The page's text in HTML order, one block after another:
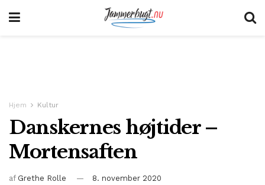
Hjem Kultur
Danskernes højtider –
Mortensaften
af Grethe Rolle 8. november 2020